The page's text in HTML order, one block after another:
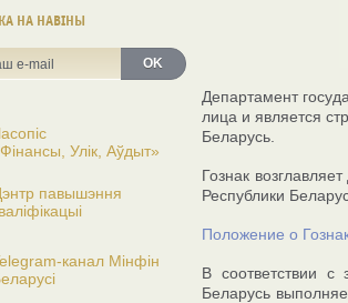
НА НАВІНЫ
OK
Улік, Аўдыт»
павышэння
канал Мінфін
Департамент
лица и является
Беларусь.
Гознак
Республики
Положение о
В соответствии с
Беларусь